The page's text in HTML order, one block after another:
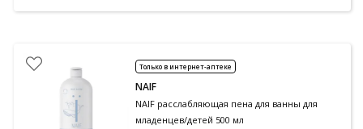
Только в интернет-аптеке
NAIF
NAIF расслабляющая пена для ванны для
младенцев/детей 500 мл